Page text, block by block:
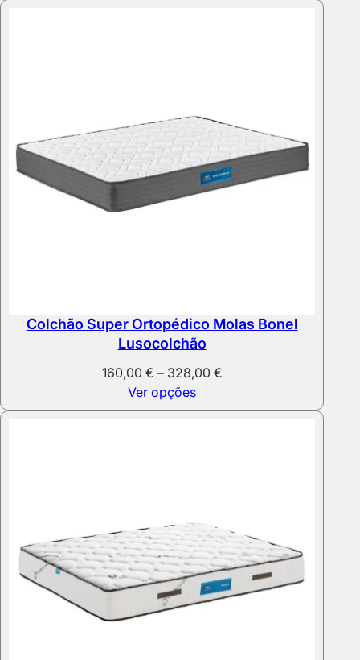
Colchão Super Ortopédico Molas Bonel
Lusocolchão
160,00 € – 328,00 €Price
160,00 €
Ver opções